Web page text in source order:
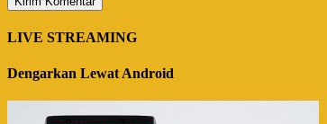
LIVE STREAMING
Dengarkan Lewat Android